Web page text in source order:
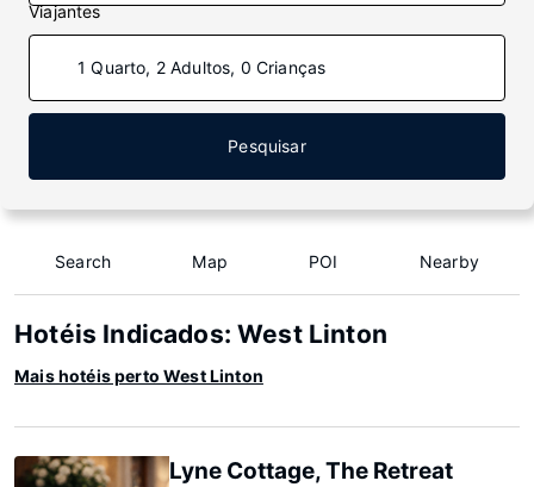
Viajantes
1 Quarto, 2 Adultos, 0 Crianças
Pesquisar
Search Map POI Nearby
Hotéis Indicados: West Linton
Mais hotéis perto West Linton
Lyne Cottage, The Retreat